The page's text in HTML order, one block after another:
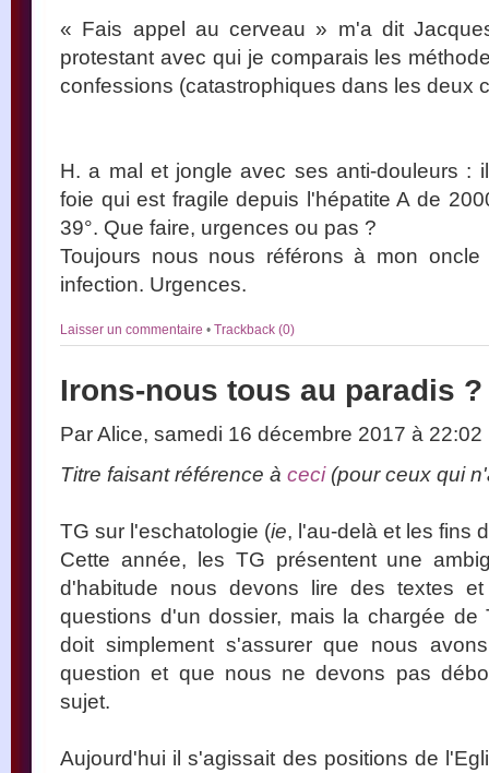
« Fais appel au cerveau » m'a dit
protestant avec qui je comparais les
confessions (catastrophiques dans les deux
H. a mal et jongle avec ses anti-douleurs :
foie qui est fragile depuis l'hépatite A de
39°. Que faire, urgences ou pas ?
Toujours nous nous référons à mon
infection. Urgences.
Laisser un commentaire • Trackback (0)
Irons-nous tous au paradis ?
Par Alice, samedi 16 décembre 2017 à 22:02
Titre faisant référence à ceci(pour ceux qui
TG sur l'eschatologie (ie, l'au-delà et les fins
Cette année, les TG présentent une
d'habitude nous devons lire des textes
questions d'un dossier, mais la chargée de
doit simplement s'assurer que nous
question et que nous ne devons pas
sujet.
Aujourd'hui il s'agissait des positions de